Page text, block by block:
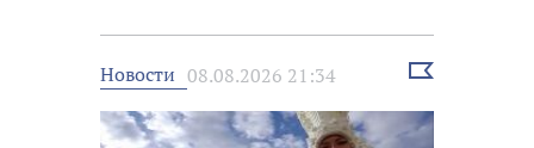
Новости 08.08.2026 21:34
Выбрать